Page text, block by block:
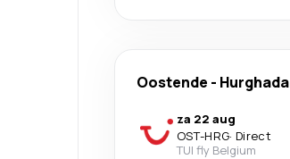
Oostende - Hurghada
za 22 aug
OST-HRG· Direct
TUI fly Belgium